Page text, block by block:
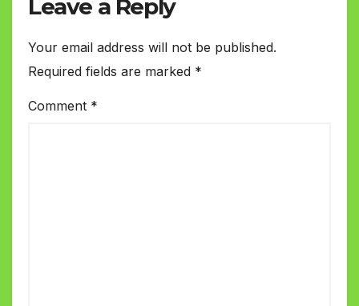
Leave a Reply
Your email address will not be published.
Required fields are marked *
Comment *